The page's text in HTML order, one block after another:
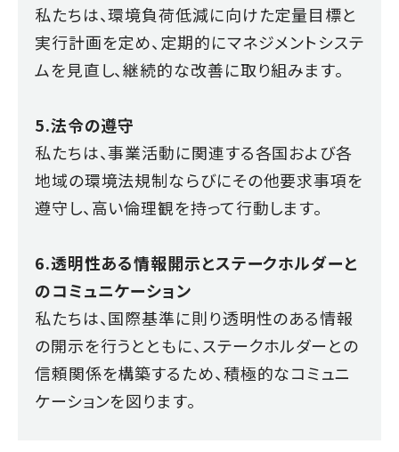
私たちは、環境負荷低減に向けた定量目標と
実行計画を定め、定期的にマネジメントシステ
ムを見直し、継続的な改善に取り組みます。
5.法令の遵守
私たちは、事業活動に関連する各国および各
地域の環境法規制ならびにその他要求事項を
遵守し、高い倫理観を持って行動します。
6.透明性ある情報開示とステークホルダーと
のコミュニケーション
私たちは、国際基準に則り透明性のある情報
の開示を行うとともに、ステークホルダーとの
信頼関係を構築するため、積極的なコミュニ
ケーションを図ります。